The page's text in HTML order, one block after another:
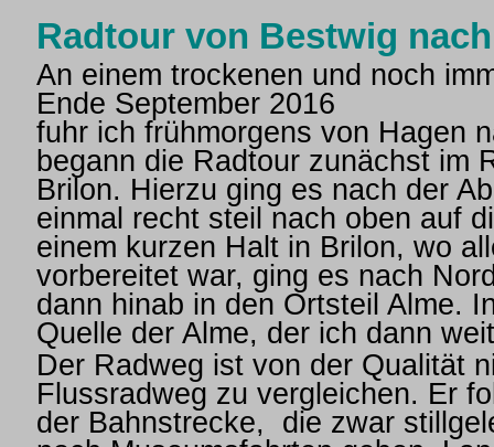
Radtour von Bestwig
An einem trockenen und noch
Ende September 2016
fuhr ich frühmorgens von Hagen
begann die Radtour zunächst im
Brilon. Hierzu ging es nach der
einmal recht steil nach oben auf
einem kurzen Halt in Brilon, wo
vorbereitet war, ging es nach
dann hinab in den Ortsteil Alme.
Quelle der Alme, der ich dann
Der Radweg ist von der Qualität
Flussradweg zu vergleichen. Er
der Bahnstrecke, die zwar